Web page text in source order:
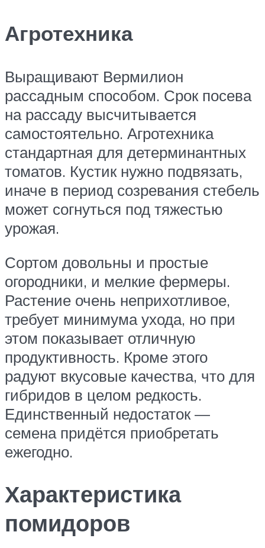
Агротехника
Выращивают Вермилион
рассадным способом. Срок посева
на рассаду высчитывается
самостоятельно. Агротехника
стандартная для детерминантных
томатов. Кустик нужно подвязать,
иначе в период созревания стебель
может согнуться под тяжестью
урожая.
Сортом довольны и простые
огородники, и мелкие фермеры.
Растение очень неприхотливое,
требует минимума ухода, но при
этом показывает отличную
продуктивность. Кроме этого
радуют вкусовые качества, что для
гибридов в целом редкость.
Единственный недостаток —
семена придётся приобретать
ежегодно.
Характеристика
помидоров